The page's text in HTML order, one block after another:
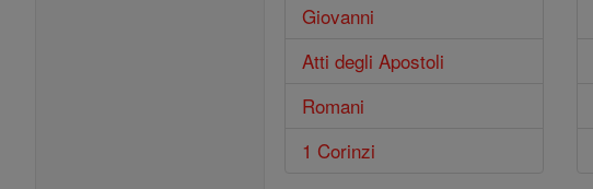
Giovanni
Atti degli Apostoli
Romani
1 Corinzi